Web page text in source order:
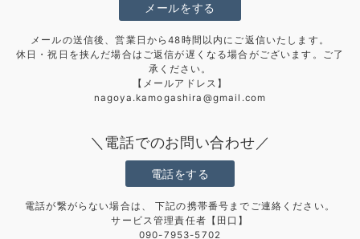
メールをする
メールの送信後、営業日から48時間以内にご返信いたします。
休日・祝日を挟んだ場合はご返信が遅くなる場合がございます。ご了
承ください。
【メールアドレス】
nagoya.kamogashira@gmail.com
＼電話でのお問い合わせ／
電話をする
電話が繋がらない場合は、 下記の携帯番号までご連絡ください。
サービス管理責任者【田口】
090-7953-5702